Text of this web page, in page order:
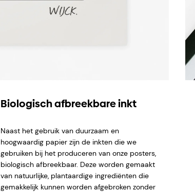
Biologisch afbreekbare inkt
Naast het gebruik van duurzaam en
hoogwaardig papier zijn de inkten die we
gebruiken bij het produceren van onze posters,
biologisch afbreekbaar. Deze worden gemaakt
van natuurlijke, plantaardige ingrediënten die
gemakkelijk kunnen worden afgebroken zonder